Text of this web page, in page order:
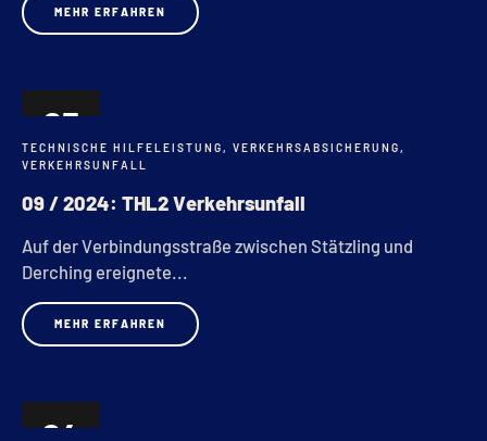
MEHR ERFAHREN
03
APR.
TECHNISCHE HILFELEISTUNG, VERKEHRSABSICHERUNG,
VERKEHRSUNFALL
09 / 2024: THL2 Verkehrsunfall
Auf der Verbindungsstraße zwischen Stätzling und
Derching ereignete...
MEHR ERFAHREN